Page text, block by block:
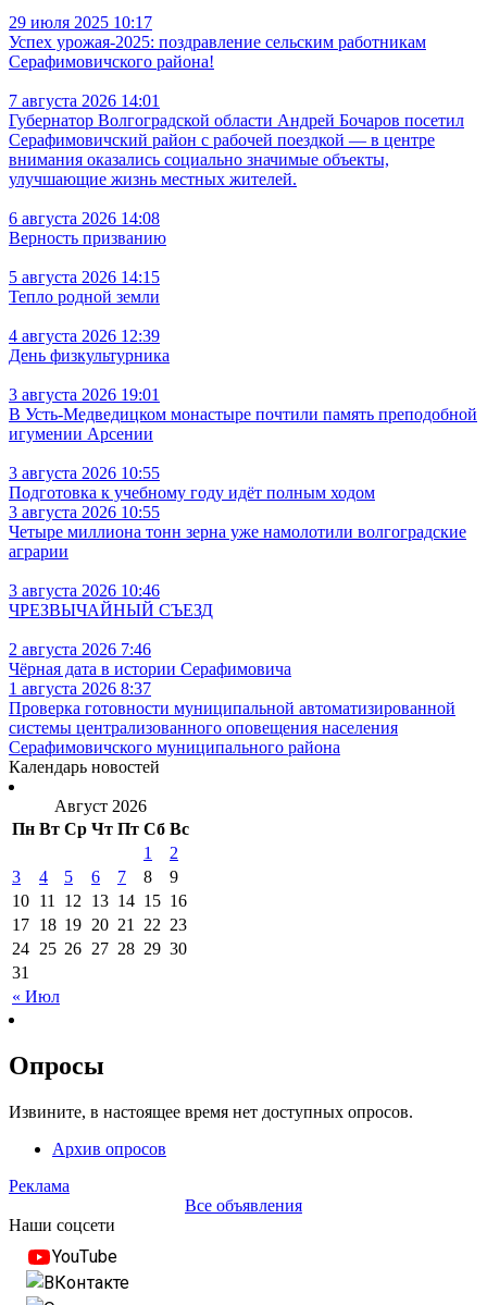
29 июля 2025 10:17
Успех урожая-2025: поздравление сельским работникам
Серафимовичского района!
7 августа 2026 14:01
Губернатор Волгоградской области Андрей Бочаров посетил
Серафимовичский район с рабочей поездкой — в центре
внимания оказались социально значимые объекты,
улучшающие жизнь местных жителей.
6 августа 2026 14:08
Верность призванию
5 августа 2026 14:15
Тепло родной земли
4 августа 2026 12:39
День физкультурника
3 августа 2026 19:01
В Усть‑Медведицком монастыре почтили память преподобной
игумении Арсении
3 августа 2026 10:55
Подготовка к учебному году идёт полным ходом
3 августа 2026 10:55
Четыре миллиона тонн зерна уже намолотили волгоградские
аграрии
3 августа 2026 10:46
ЧРЕЗВЫЧАЙНЫЙ СЪЕЗД
2 августа 2026 7:46
Чёрная дата в истории Серафимовича
1 августа 2026 8:37
Проверка готовности муниципальной автоматизированной
системы централизованного оповещения населения
Серафимовичского муниципального района
Календарь новостей
Август 2026
Пн Вт Ср Чт Пт Сб Вс
« Июл
1
2
3
4 5 6 7 8
9
10 11 12 13 14 15 16
17 18 19 20 21 22 23
24 25 26 27 28 29 30
31
Опросы
Извините, в настоящее время нет доступных опросов.
Архив опросов
Реклама
Все объявления
Наши соцсети
YouTube
ВКонтакте